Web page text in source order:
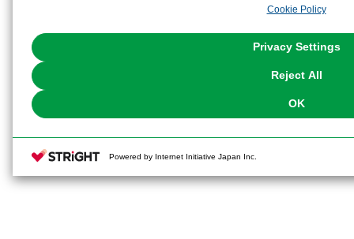
the use of all Cookies except for Strictly Necessary Cookies, please
You can change your consent or rejection settings at any time via
Cookie Policy
Privacy Settings
Reject All
OK
Powered by Internet Initiative Japan Inc.